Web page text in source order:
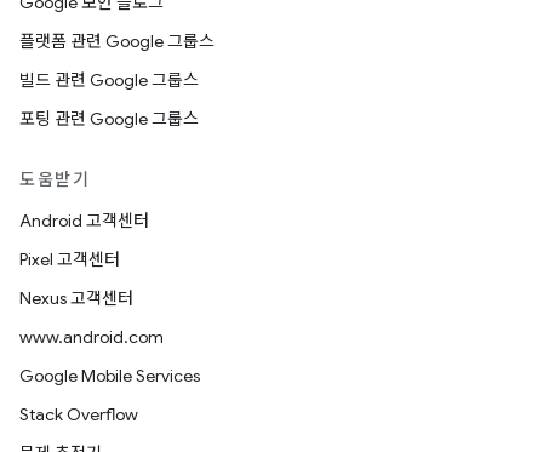
플랫폼 관련 Google 그룹스
빌드 관련 Google 그룹스
포팅 관련 Google 그룹스
도움받기
Android 고객센터
Pixel 고객센터
Nexus 고객센터
www.android.com
Google Mobile Services
Stack Overflow